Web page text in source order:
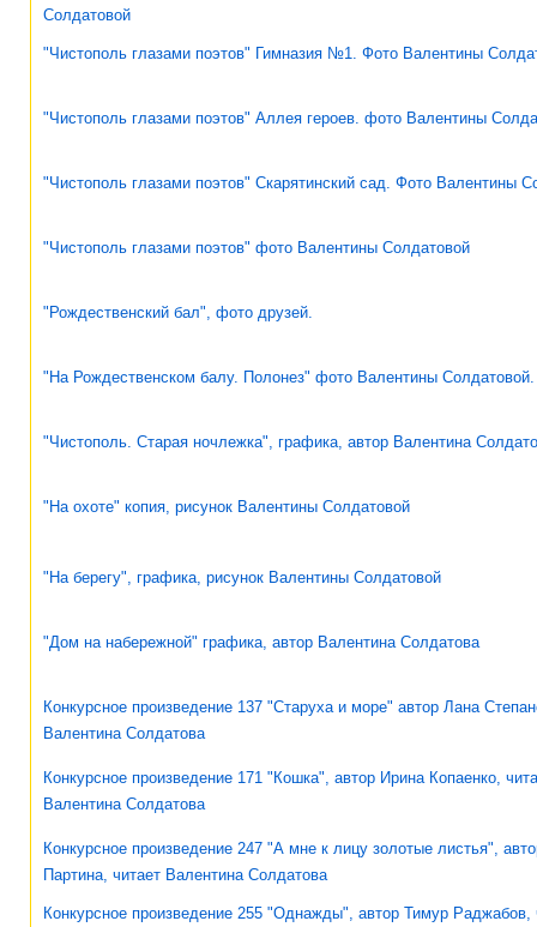
Солдатовой
"Чистополь глазами поэтов" Гимназия №1. Фото Валентины
"Чистополь глазами поэтов" Аллея героев. фото Валентины
"Чистополь глазами поэтов" Скарятинский сад. Фото Валентины
"Чистополь глазами поэтов" фото Валентины Солдатовой
"Рождественский бал", фото друзей.
"На Рождественском балу. Полонез" фото Валентины Солдатовой.
"Чистополь. Старая ночлежка", графика, автор Валентина
"На охоте" копия, рисунок Валентины Солдатовой
"На берегу", графика, рисунок Валентины Солдатовой
"Дом на набережной" графика, автор Валентина Солдатова
Конкурсное произведение 137 "Старуха и море" автор Лана
Валентина Солдатова
Конкурсное произведение 171 "Кошка", автор Ирина Копаенко,
Валентина Солдатова
Конкурсное произведение 247 "А мне к лицу золотые листья",
Партина, читает Валентина Солдатова
Конкурсное произведение 255 "Однажды", автор Тимур Раджабов,